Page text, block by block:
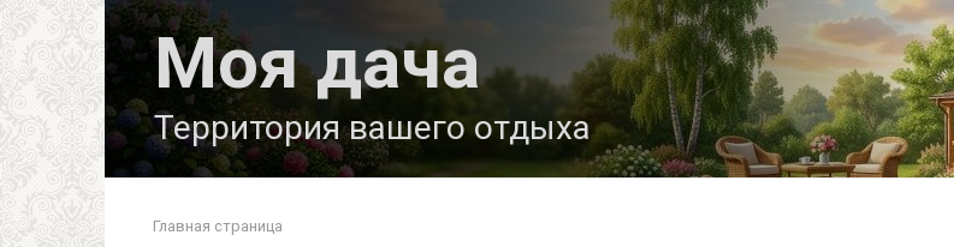
Моя дача
Территория вашего отдыха
Главная страница